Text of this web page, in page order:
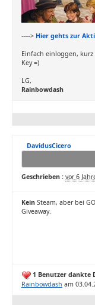
-----> Hier gehts zur
Einfach einloggen,
Key =)
LG,
Rainbowdash
DavidusCicero
Geschrieben : vor 6
Kein Steam, aber bei
Giveaway.
1 Benutzer dankte
Rainbowdash am